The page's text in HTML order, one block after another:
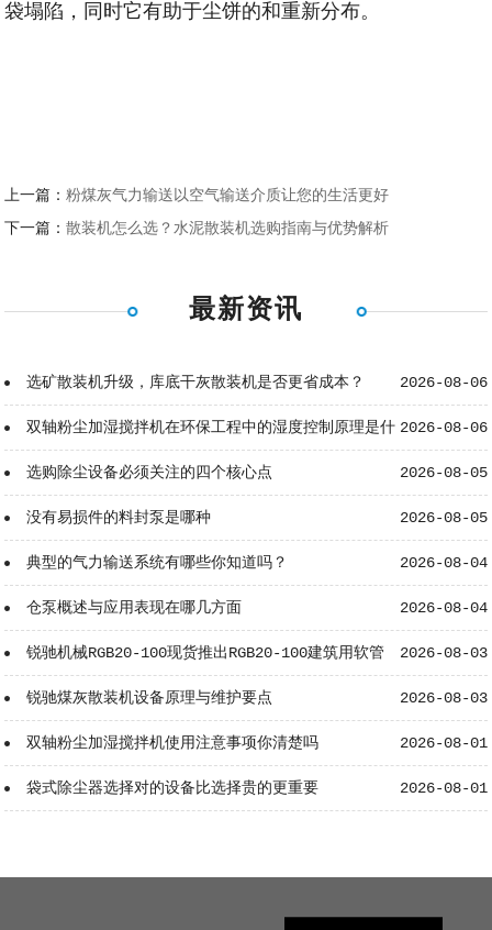
袋塌陷，同时它有助于尘饼的和重新分布。
上一篇：粉煤灰气力输送以空气输送介质让您的生活更好
下一篇：散装机怎么选？水泥散装机选购指南与优势解析
最新资讯
2026-08-06
选矿散装机升级，库底干灰散装机是否更省成本？
2026-08-06
双轴粉尘加湿搅拌机在环保工程中的湿度控制原理是什
么？ 2026-08-05
选购除尘设备必须关注的四个核心点
2026-08-05
没有易损件的料封泵是哪种
2026-08-04
典型的气力输送系统有哪些你知道吗？
2026-08-04
仓泵概述与应用表现在哪几方面
2026-08-03
锐驰机械RGB20-100现货推出RGB20-100建筑用软管
泵 2026-08-03
锐驰煤灰散装机设备原理与维护要点
2026-08-01
双轴粉尘加湿搅拌机使用注意事项你清楚吗
2026-08-01
袋式除尘器选择对的设备比选择贵的更重要